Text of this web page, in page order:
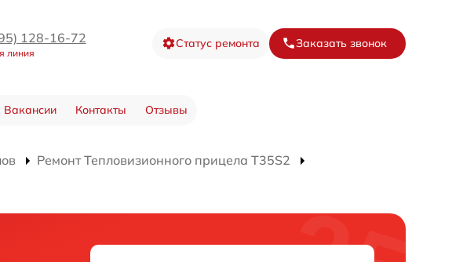
128-16-72
линия
Статус ремонта Заказать звонок
Вакансии Контакты Отзывы
Ремонт Тепловизионного прицела T35S2